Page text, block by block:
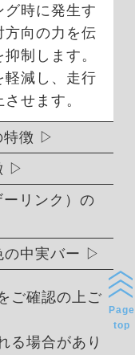
グ時に発生す
方向の力を伝
制します。
軽減し、走行
せます。
徴
リンク）の
中実バー
ご確認の上ご
る場合があり
Page
top